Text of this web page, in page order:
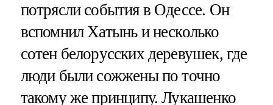
потрясли события в Одессе. Он
вспомнил Хатынь и несколько
сотен белорусских деревушек, где
люди были сожжены по точно
такому же принципу. Лукашенко